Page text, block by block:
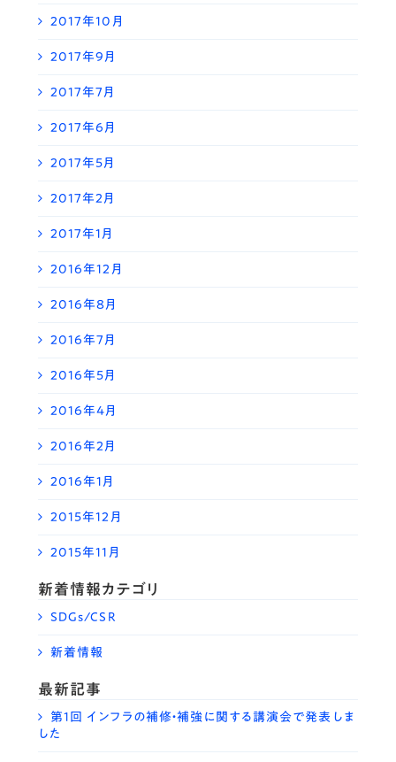
2017年10月
2017年9月
2017年7月
2017年6月
2017年5月
2017年2月
2017年1月
2016年12月
2016年8月
2016年7月
2016年5月
2016年4月
2016年2月
2016年1月
2015年12月
2015年11月
新着情報カテゴリ
SDGs/CSR
新着情報
最新記事
第1回 インフラの補修・補強に関する講演会で発表しま
した